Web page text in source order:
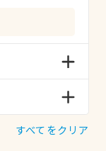
すべてをクリア